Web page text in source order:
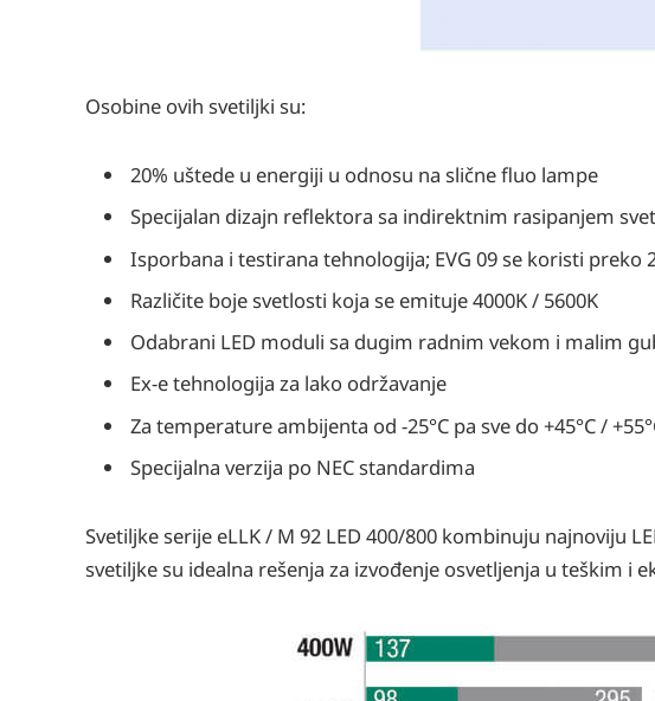
Osobine ovih svetiljki su:
20% uštede u energiji u odnosu na slične fluo lampe
Specijalan dizajn reflektora sa indirektnim rasipanjem
Isporbana i testirana tehnologija; EVG 09 se koristi preko
Različite boje svetlosti koja se emituje 4000K / 5600K
Odabrani LED moduli sa dugim radnim vekom i malim
Ex-e tehnologija za lako održavanje
Za temperature ambijenta od -25°C pa sve do +45°C /
Specijalna verzija po NEC standardima
Svetiljke serije eLLK / M 92 LED 400/800 kombinuju najnoviju
svetiljke su idealna rešenja za izvođenje osvetljenja u teškim i